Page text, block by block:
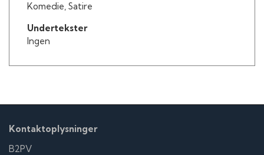
Komedie, Satire
Undertekster
Ingen
Kontaktoplysninger
B2PV